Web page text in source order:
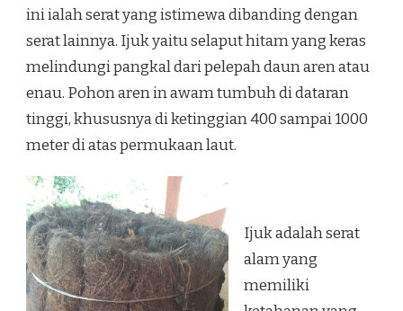
ini ialah serat yang istimewa dibanding dengan
serat lainnya. Ijuk yaitu selaput hitam yang keras
melindungi pangkal dari pelepah daun aren atau
enau. Pohon aren in awam tumbuh di dataran
tinggi, khususnya di ketinggian 400 sampai 1000
meter di atas permukaan laut.
Ijuk adalah serat
alam yang
memiliki